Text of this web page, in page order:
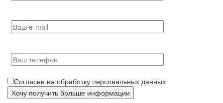
Согласен на обработку персональных данных